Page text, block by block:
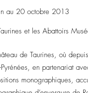
au 20 octobre 2013
et les Abattoirs
de Taurines, où
en partenariat
monographiques,